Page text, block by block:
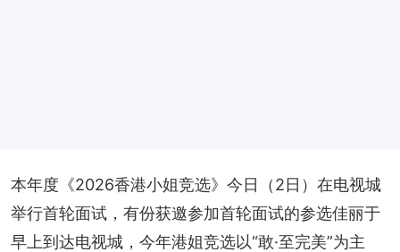
本年度《2026香港小姐竞选》今日（2日）在电视城
举行首轮面试，有份获邀参加首轮面试的参选佳丽于
早上到达电视城，今年港姐竞选以“敢·至完美”为主